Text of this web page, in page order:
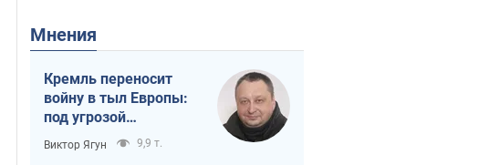
Мнения
Кремль переносит
войну в тыл Европы:
под угрозой
критическая
логистика
Виктор Ягун 9,9 т.